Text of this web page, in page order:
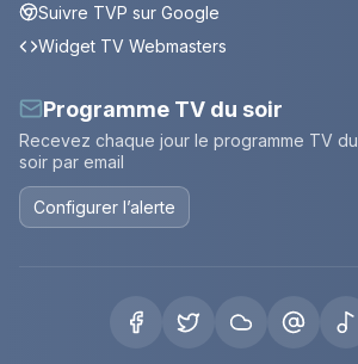
Suivre TVP sur Google
Widget TV Webmasters
Programme TV du soir
Recevez chaque jour le programme TV du
soir par email
Configurer l’alerte